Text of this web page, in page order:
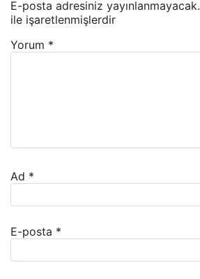
E-posta adresiniz yayınlanmayacak.
ile işaretlenmişlerdir
Yorum *
Ad *
E-posta *